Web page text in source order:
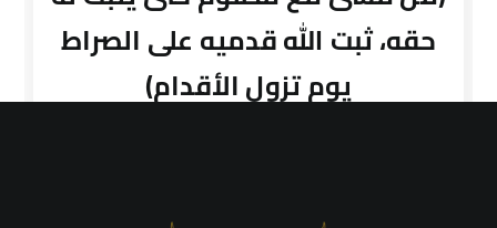
حقه، ثبت الله قدميه على الصراط
يوم تزول الأقدام)